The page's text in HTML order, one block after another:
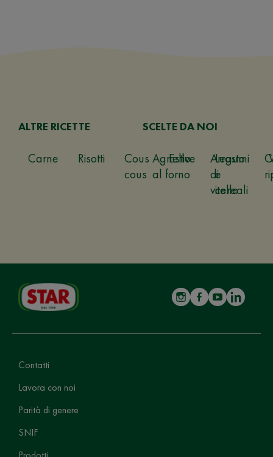
ALTRE RICETTE
Carne Risotti
Cous
cous
Estive
Legumi
e
cereali
SCELTE DA NOI
Agnello
al forno
Arrosto
di
vitello
Contatti
Lavora con noi
Parità di genere
SNIF